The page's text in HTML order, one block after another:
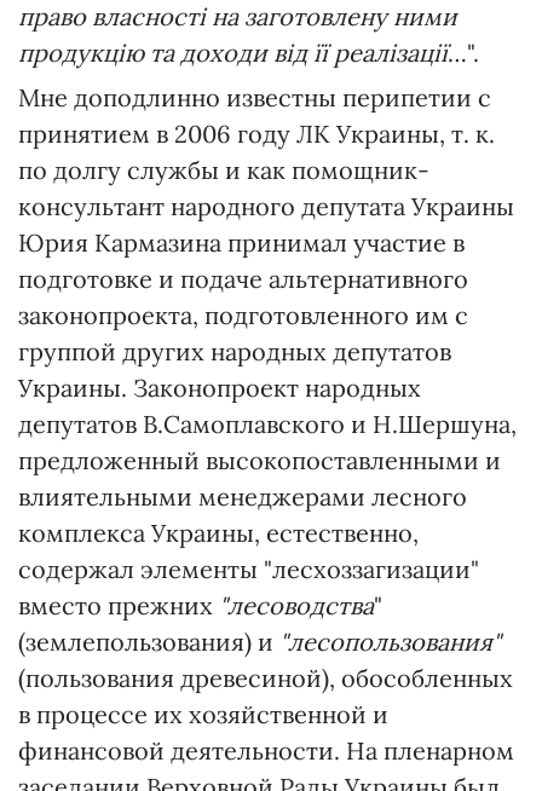
право власності на заготовлену ними
продукцію та доходи від її реалізації…".
Мне доподлинно известны перипетии с
принятием в 2006 году ЛК Украины, т. к.
по долгу службы и как помощник-
консультант народного депутата Украины
Юрия Кармазина принимал участие в
подготовке и подаче альтернативного
законопроекта, подготовленного им с
группой других народных депутатов
Украины. Законопроект народных
депутатов В.Самоплавского и Н.Шершуна,
предложенный высокопоставленными и
влиятельными менеджерами лесного
комплекса Украины, естественно,
содержал элементы "лесхоззагизации"
вместо прежних "лесоводства"
(землепользования) и "лесопользования"
(пользования древесиной), обособленных
в процессе их хозяйственной и
финансовой деятельности. На пленарном